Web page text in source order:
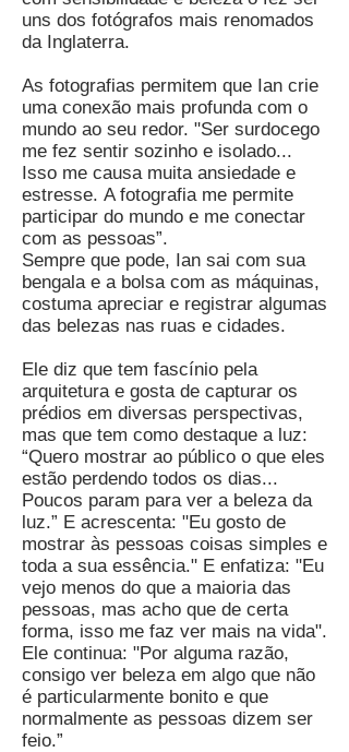
uns dos fotógrafos mais renomados
da Inglaterra.
As fotografias permitem que Ian crie
uma conexão mais profunda com o
mundo ao seu redor. "Ser surdocego
me fez sentir sozinho e isolado...
Isso me causa muita ansiedade e
estresse. A fotografia me permite
participar do mundo e me conectar
com as pessoas”.
Sempre que pode, Ian sai com sua
bengala e a bolsa com as máquinas,
costuma apreciar e registrar algumas
das belezas nas ruas e cidades.
Ele diz que tem fascínio pela
arquitetura e gosta de capturar os
prédios em diversas perspectivas,
mas que tem como destaque a luz:
“Quero mostrar ao público o que eles
estão perdendo todos os dias...
Poucos param para ver a beleza da
luz.” E acrescenta: "Eu gosto de
mostrar às pessoas coisas simples e
toda a sua essência." E enfatiza: "Eu
vejo menos do que a maioria das
pessoas, mas acho que de certa
forma, isso me faz ver mais na vida".
Ele continua: "Por alguma razão,
consigo ver beleza em algo que não
é particularmente bonito e que
normalmente as pessoas dizem ser
feio.”